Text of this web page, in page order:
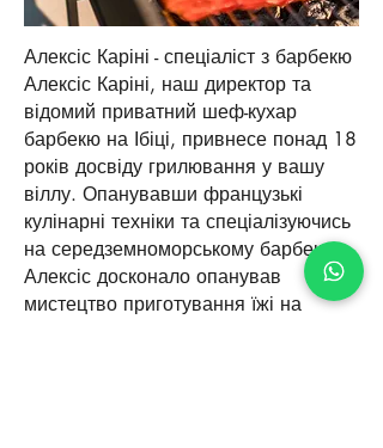
Алексіс Каріні - спеціаліст з барбекю
Алексіс Каріні, наш директор та
відомий приватний шеф-кухар
барбекю на Ібіці, привнесе понад 18
років досвіду грилювання у вашу
віллу. Опанувавши французькі
кулінарні техніки та спеціалізуючись
на середземноморському барбекю,
Алексіс досконало опанував
мистецтво приготування їжі на